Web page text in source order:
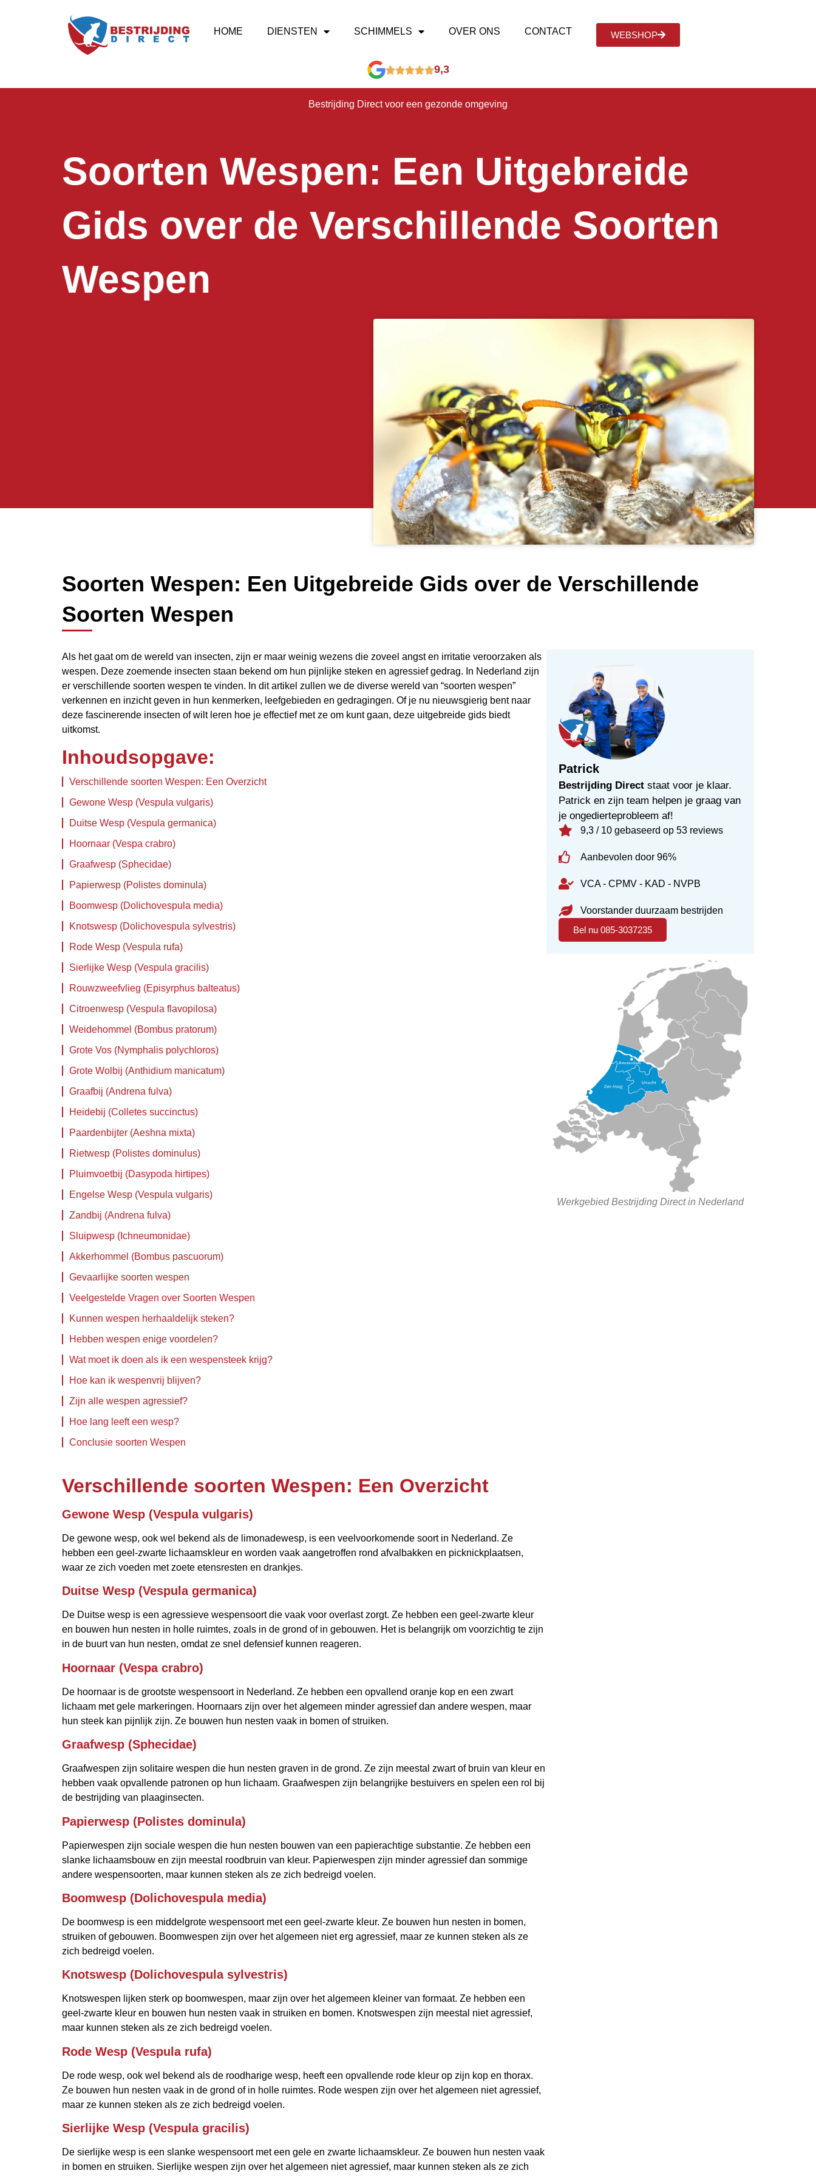
HOME DIENSTEN SCHIMMELS OVER ONS CONTACT WEBSHOP
9,3
Bestrijding Direct voor een gezonde omgeving
Soorten Wespen: Een Uitgebreide
Gids over de Verschillende Soorten
Wespen
Soorten Wespen: Een Uitgebreide Gids over de Verschillende
Soorten Wespen
Als het gaat om de wereld van insecten, zijn er maar weinig wezens die zoveel angst en irritatie veroorzaken als
wespen. Deze zoemende insecten staan bekend om hun pijnlijke steken en agressief gedrag. In Nederland zijn
er verschillende soorten wespen te vinden. In dit artikel zullen we de diverse wereld van “soorten wespen”
verkennen en inzicht geven in hun kenmerken, leefgebieden en gedragingen. Of je nu nieuwsgierig bent naar
deze fascinerende insecten of wilt leren hoe je effectief met ze om kunt gaan, deze uitgebreide gids biedt
uitkomst.
Inhoudsopgave:
Verschillende soorten Wespen: Een Overzicht
Gewone Wesp (Vespula vulgaris)
Duitse Wesp (Vespula germanica)
Hoornaar (Vespa crabro)
Graafwesp (Sphecidae)
Papierwesp (Polistes dominula)
Boomwesp (Dolichovespula media)
Knotswesp (Dolichovespula sylvestris)
Rode Wesp (Vespula rufa)
Sierlijke Wesp (Vespula gracilis)
Rouwzweefvlieg (Episyrphus balteatus)
Citroenwesp (Vespula flavopilosa)
Weidehommel (Bombus pratorum)
Grote Vos (Nymphalis polychloros)
Grote Wolbij (Anthidium manicatum)
Graafbij (Andrena fulva)
Heidebij (Colletes succinctus)
Paardenbijter (Aeshna mixta)
Rietwesp (Polistes dominulus)
Pluimvoetbij (Dasypoda hirtipes)
Engelse Wesp (Vespula vulgaris)
Zandbij (Andrena fulva)
Sluipwesp (Ichneumonidae)
Akkerhommel (Bombus pascuorum)
Gevaarlijke soorten wespen
Veelgestelde Vragen over Soorten Wespen
Kunnen wespen herhaaldelijk steken?
Hebben wespen enige voordelen?
Wat moet ik doen als ik een wespensteek krijg?
Hoe kan ik wespenvrij blijven?
Zijn alle wespen agressief?
Hoe lang leeft een wesp?
Conclusie soorten Wespen
Verschillende soorten Wespen: Een Overzicht
Gewone Wesp (Vespula vulgaris)
De gewone wesp, ook wel bekend als de limonadewesp, is een veelvoorkomende soort in Nederland. Ze
hebben een geel-zwarte lichaamskleur en worden vaak aangetroffen rond afvalbakken en picknickplaatsen,
waar ze zich voeden met zoete etensresten en drankjes.
Duitse Wesp (Vespula germanica)
De Duitse wesp is een agressieve wespensoort die vaak voor overlast zorgt. Ze hebben een geel-zwarte kleur
en bouwen hun nesten in holle ruimtes, zoals in de grond of in gebouwen. Het is belangrijk om voorzichtig te zijn
in de buurt van hun nesten, omdat ze snel defensief kunnen reageren.
Hoornaar (Vespa crabro)
De hoornaar is de grootste wespensoort in Nederland. Ze hebben een opvallend oranje kop en een zwart
lichaam met gele markeringen. Hoornaars zijn over het algemeen minder agressief dan andere wespen, maar
hun steek kan pijnlijk zijn. Ze bouwen hun nesten vaak in bomen of struiken.
Graafwesp (Sphecidae)
Graafwespen zijn solitaire wespen die hun nesten graven in de grond. Ze zijn meestal zwart of bruin van kleur en
hebben vaak opvallende patronen op hun lichaam. Graafwespen zijn belangrijke bestuivers en spelen een rol bij
de bestrijding van plaaginsecten.
Papierwesp (Polistes dominula)
Papierwespen zijn sociale wespen die hun nesten bouwen van een papierachtige substantie. Ze hebben een
slanke lichaamsbouw en zijn meestal roodbruin van kleur. Papierwespen zijn minder agressief dan sommige
andere wespensoorten, maar kunnen steken als ze zich bedreigd voelen.
Boomwesp (Dolichovespula media)
De boomwesp is een middelgrote wespensoort met een geel-zwarte kleur. Ze bouwen hun nesten in bomen,
struiken of gebouwen. Boomwespen zijn over het algemeen niet erg agressief, maar ze kunnen steken als ze
zich bedreigd voelen.
Knotswesp (Dolichovespula sylvestris)
Knotswespen lijken sterk op boomwespen, maar zijn over het algemeen kleiner van formaat. Ze hebben een
geel-zwarte kleur en bouwen hun nesten vaak in struiken en bomen. Knotswespen zijn meestal niet agressief,
maar kunnen steken als ze zich bedreigd voelen.
Rode Wesp (Vespula rufa)
De rode wesp, ook wel bekend als de roodharige wesp, heeft een opvallende rode kleur op zijn kop en thorax.
Ze bouwen hun nesten vaak in de grond of in holle ruimtes. Rode wespen zijn over het algemeen niet agressief,
maar ze kunnen steken als ze zich bedreigd voelen.
Sierlijke Wesp (Vespula gracilis)
De sierlijke wesp is een slanke wespensoort met een gele en zwarte lichaamskleur. Ze bouwen hun nesten vaak
in bomen en struiken. Sierlijke wespen zijn over het algemeen niet agressief, maar kunnen steken als ze zich
Patrick
Bestrijding Direct staat voor je klaar.
Patrick en zijn team helpen je graag van
je ongedierteprobleem af!
9,3 / 10 gebaseerd op 53 reviews
Aanbevolen door 96%
VCA - CPMV - KAD - NVPB
Voorstander duurzaam bestrijden
Bel nu 085-3037235
Werkgebied Bestrijding Direct in Nederland